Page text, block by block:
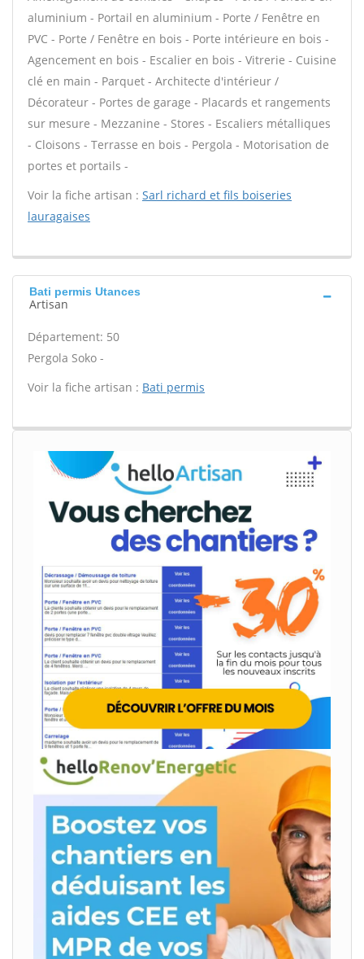
aluminium - Portail en aluminium - Porte / Fenêtre en
PVC - Porte / Fenêtre en bois - Porte intérieure en bois -
Agencement en bois - Escalier en bois - Vitrerie - Cuisine
clé en main - Parquet - Architecte d'intérieur /
Décorateur - Portes de garage - Placards et rangements
sur mesure - Mezzanine - Stores - Escaliers métalliques
- Cloisons - Terrasse en bois - Pergola - Motorisation de
portes et portails -
Voir la fiche artisan : Sarl richard et fils boiseries
lauragaises
Bati permis Utances
Artisan
Département: 50
Pergola Soko -
Voir la fiche artisan : Bati permis